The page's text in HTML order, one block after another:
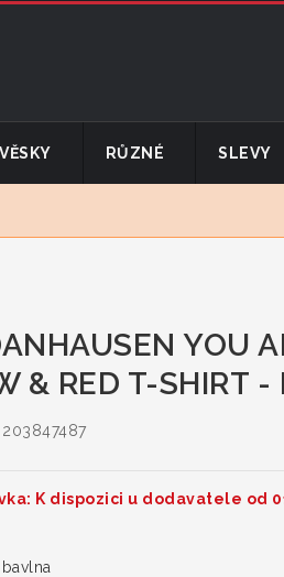
RŮZNÉ SLEVY
YOU
& RED T-SHIRT -
203847487
K dispozici u dodavatele od